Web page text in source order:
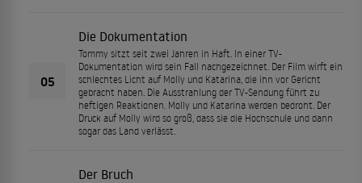
05
Die Dokumentation
Tommy sitzt seit zwei Jahren in Haft. In einer TV-
Dokumentation wird sein Fall nachgezeichnet. Der Film wirft ein
schlechtes Licht auf Molly und Katarina, die ihn vor Gericht
gebracht haben. Die Ausstrahlung der TV-Sendung führt zu
heftigen Reaktionen. Molly und Katarina werden bedroht. Der
Druck auf Molly wird so groß, dass sie die Hochschule und dann
sogar das Land verlässt.
Der Bruch